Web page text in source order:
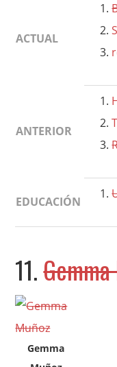
ACTUAL
ANTERIOR
EDUCACIÓN
11.
Gemma